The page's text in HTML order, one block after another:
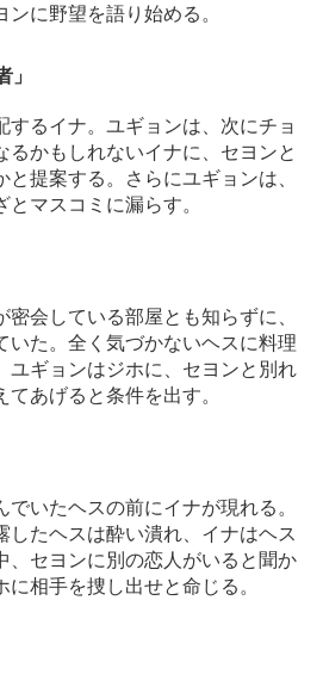
に野望を語り始める。
」
するイナ。ユギョンは、次にチョ
るかもしれないイナに、セヨンと
提案する。さらにユギョンは、
マスコミに漏らす。
会している部屋とも知らずに、
いた。全く気づかないヘスに料理
ユギョンはジホに、セヨンと別れ
あげると条件を出す。
いたヘスの前にイナが現れる。
したヘスは酔い潰れ、イナはヘス
、セヨンに別の恋人がいると聞か
相手を捜し出せと命じる。